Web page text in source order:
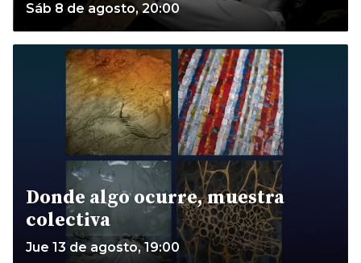
Sáb 8 de agosto, 20:00
Donde algo ocurre, muestra
colectiva
Jue 13 de agosto, 19:00